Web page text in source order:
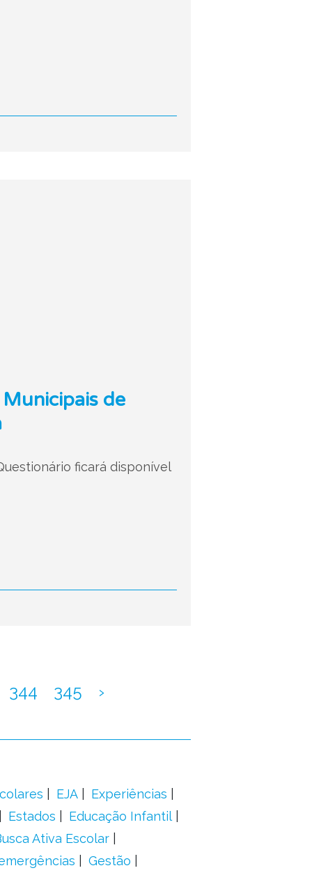
de
ficará disponível
344 345 ›
EJA
Experiências
Estados
Educação Infantil
Ativa Escolar
Gestão